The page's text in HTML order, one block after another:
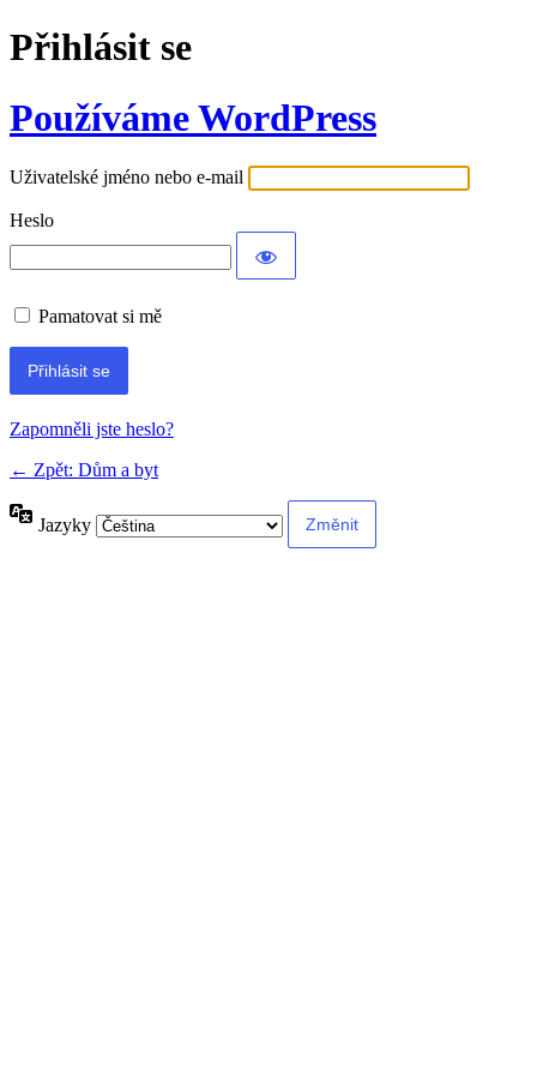
Přihlásit se
Používáme WordPress
Uživatelské jméno nebo e-mail
Heslo
Pamatovat si mě
Alternative:
Zapomněli jste heslo?
← Zpět: Dům a byt
Jazyky